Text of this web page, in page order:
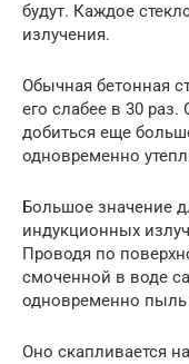
будут. Каждое
излучения.
Обычная бетонная
его слабее в 30
добиться еще
одновременно
Большое значение
индукционных
Проводя по
смоченной в воде
одновременно пыль
Оно скапливается